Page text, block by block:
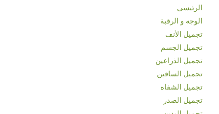
الرئيسي
الوجه و الرقبة
تجميل الأنف
تجميل الجسم
تجميل الذراعين
تجميل الساقين
تجميل الشفاه
تجميل الصدر